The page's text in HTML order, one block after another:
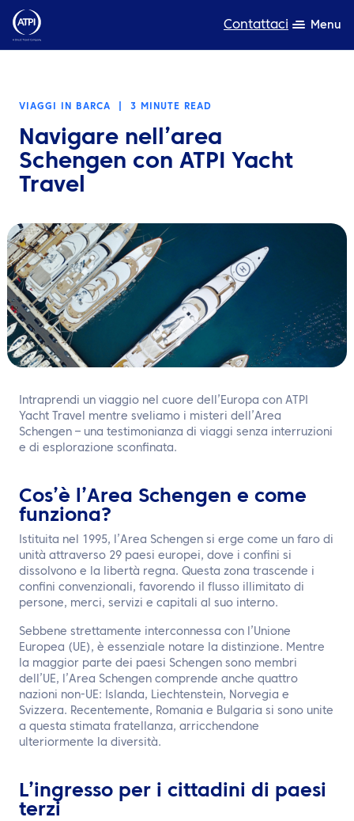
Contattaci Menu
Risorse
Chi siamo
Sostenibilità
TravelHub Login
Cerca
Contattaci
IT
VIAGGI IN BARCA 3 MINUTE READ
Navigare nell’area
Schengen con ATPI Yacht
Travel
Intraprendi un viaggio nel cuore dell’Europa con ATPI
Yacht Travel mentre sveliamo i misteri dell’Area
Schengen – una testimonianza di viaggi senza interruzioni
e di esplorazione sconfinata.
Cos’è l’Area Schengen e come
funziona?
Istituita nel 1995, l’Area Schengen si erge come un faro di
unità attraverso 29 paesi europei, dove i confini si
dissolvono e la libertà regna. Questa zona trascende i
confini convenzionali, favorendo il flusso illimitato di
persone, merci, servizi e capitali al suo interno.
Sebbene strettamente interconnessa con l’Unione
Europea (UE), è essenziale notare la distinzione. Mentre
la maggior parte dei paesi Schengen sono membri
dell’UE, l’Area Schengen comprende anche quattro
nazioni non-UE: Islanda, Liechtenstein, Norvegia e
Svizzera. Recentemente, Romania e Bulgaria si sono unite
a questa stimata fratellanza, arricchendone
ulteriormente la diversità.
L’ingresso per i cittadini di paesi
terzi